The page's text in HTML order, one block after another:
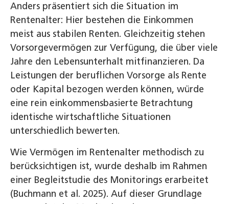
Anders präsentiert sich die Situation im
Rentenalter: Hier bestehen die Einkommen
meist aus stabilen Renten. Gleichzeitig stehen
Vorsorgevermögen zur Verfügung, die über viele
Jahre den Lebensunterhalt mitfinanzieren. Da
Leistungen der beruflichen Vorsorge als Rente
oder Kapital bezogen werden können, würde
eine rein einkommensbasierte Betrachtung
identische wirtschaftliche Situationen
unterschiedlich bewerten.
Wie Vermögen im Rentenalter methodisch zu
berücksichtigen ist, wurde deshalb im Rahmen
einer Begleitstudie des Monitorings erarbeitet
(Buchmann et al. 2025). Auf dieser Grundlage